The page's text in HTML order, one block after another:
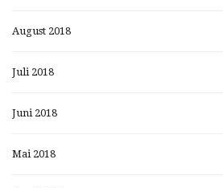
August 2018
Juli 2018
Juni 2018
Mai 2018